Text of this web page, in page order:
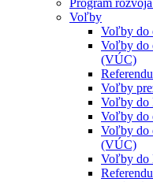
Program
Voľby
Voľby do
Voľby do
(VÚC)
Voľby
Voľby do
Voľby do
Voľby do
(VÚC)
Voľby do